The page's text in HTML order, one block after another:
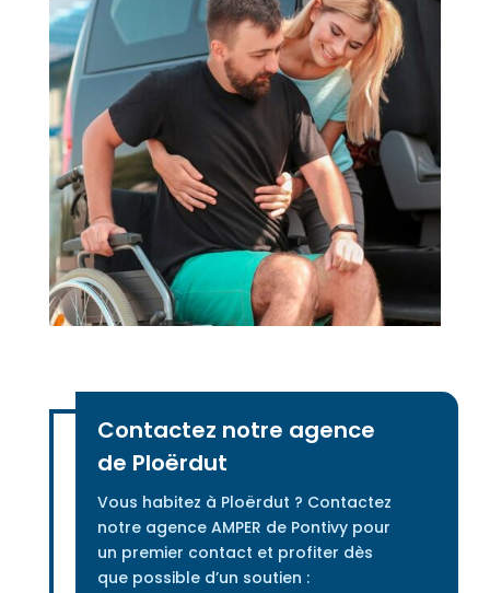
Contactez notre agence
de Ploërdut
Vous habitez à Ploërdut ? Contactez
notre agence AMPER de Pontivy pour
un premier contact et profiter dès
que possible d’un soutien :